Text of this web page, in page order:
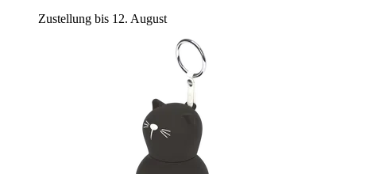
Zustellung bis 12. August